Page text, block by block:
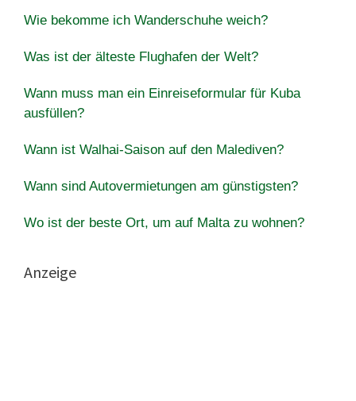
Wie bekomme ich Wanderschuhe weich?
Was ist der älteste Flughafen der Welt?
Wann muss man ein Einreiseformular für Kuba
ausfüllen?
Wann ist Walhai-Saison auf den Malediven?
Wann sind Autovermietungen am günstigsten?
Wo ist der beste Ort, um auf Malta zu wohnen?
Anzeige